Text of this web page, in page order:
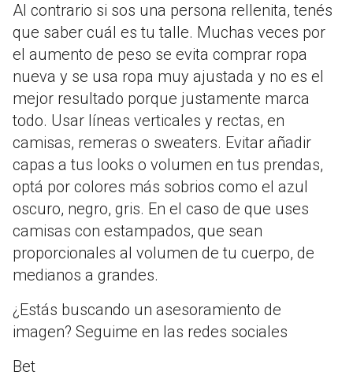
Al contrario si sos una persona rellenita, tenés
que saber cuál es tu talle. Muchas veces por
el aumento de peso se evita comprar ropa
nueva y se usa ropa muy ajustada y no es el
mejor resultado porque justamente marca
todo. Usar líneas verticales y rectas, en
camisas, remeras o sweaters. Evitar añadir
capas a tus looks o volumen en tus prendas,
optá por colores más sobrios como el azul
oscuro, negro, gris. En el caso de que uses
camisas con estampados, que sean
proporcionales al volumen de tu cuerpo, de
medianos a grandes.
¿Estás buscando un asesoramiento de
imagen? Seguime en las redes sociales
Bet